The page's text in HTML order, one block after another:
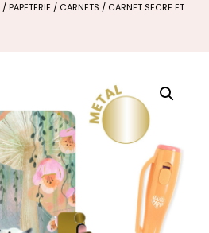
/PAPETERIE / CARNETS / CARNET SECRE ET